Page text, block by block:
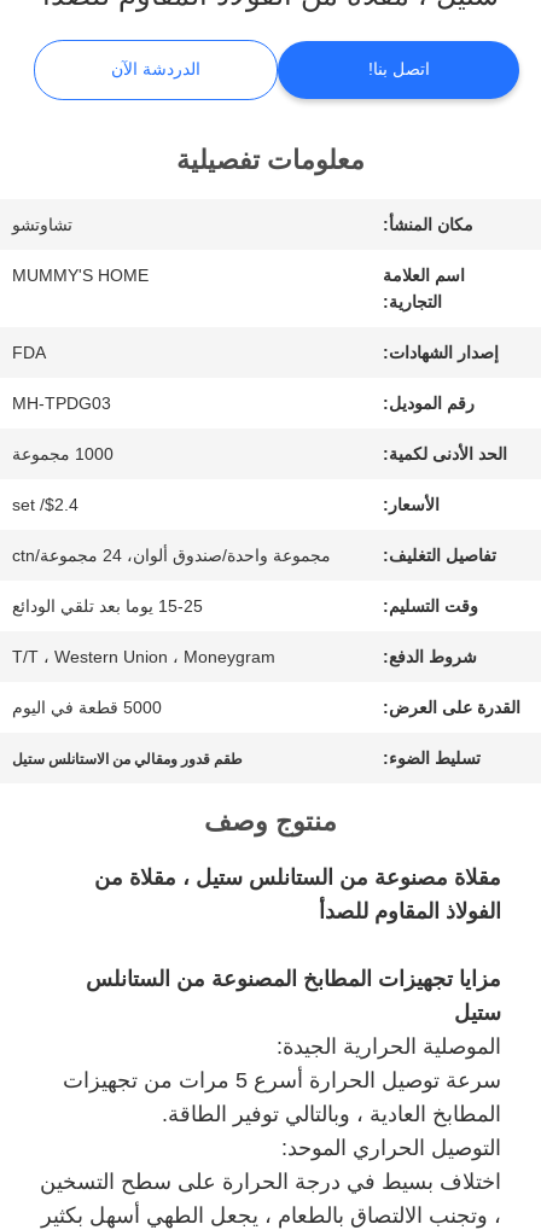
الافتراضي
في
المعمل
الجودة
اتصل
بنا
حالات
خريطة
الموقع
سياسة
الخصوصية
اتصل بنا! الدردشة الآن
معلومات تفصيلية
مكان المنشأ: تشاوتشو
اسم العلامة
التجارية:
MUMMY'S HOME
إصدار الشهادات: FDA
رقم الموديل: MH-TPDG03
الحد الأدنى لكمية: 1000 مجموعة
الأسعار: $2.4/ set
تفاصيل التغليف: مجموعة واحدة/صندوق ألوان، 24 مجموعة/ctn
وقت التسليم: 15-25 يوما بعد تلقي الودائع
شروط الدفع: T/T ، Western Union ، Moneygram
القدرة على العرض: 5000 قطعة في اليوم
تسليط الضوء: طقم قدور ومقالي من الاستانلس ستيل
منتوج وصف
مقلاة مصنوعة من الستانلس ستيل ، مقلاة من
الفولاذ المقاوم للصدأ
مزايا تجهيزات المطابخ المصنوعة من الستانلس
ستيل
الموصلية الحرارية الجيدة:
سرعة توصيل الحرارة أسرع 5 مرات من تجهيزات
المطابخ العادية ، وبالتالي توفير الطاقة.
التوصيل الحراري الموحد:
اختلاف بسيط في درجة الحرارة على سطح التسخين
، وتجنب الالتصاق بالطعام ، يجعل الطهي أسهل بكثير